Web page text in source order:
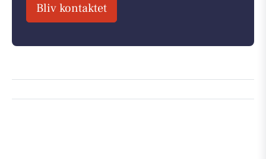
Bliv kontaktet